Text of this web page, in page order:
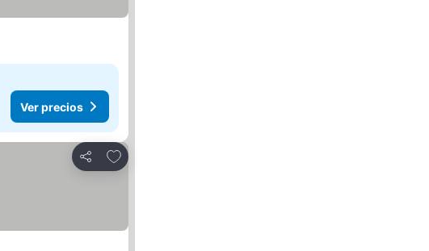
Ver precios
Compartir
Agregar a favoritos